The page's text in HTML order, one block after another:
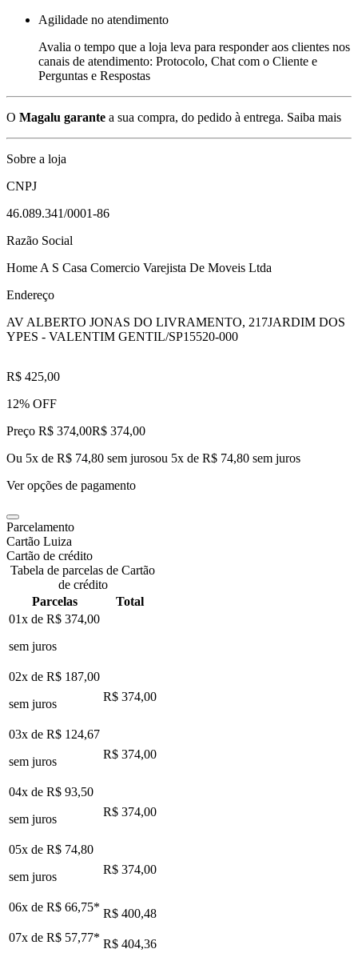
Agilidade no atendimento
Avalia o tempo que a loja leva para responder aos clientes nos
canais de atendimento: Protocolo, Chat com o Cliente e
Perguntas e Respostas
O Magalu garante a sua compra, do pedido à entrega. Saiba mais
Sobre a loja
CNPJ
46.089.341/0001-86
Razão Social
Home A S Casa Comercio Varejista De Moveis Ltda
Endereço
AV ALBERTO JONAS DO LIVRAMENTO, 217JARDIM DOS
YPES - VALENTIM GENTIL/SP15520-000
R$ 425,00
12% OFF
Preço R$ 374,00R$ 374,00
Ou 5x de R$ 74,80 sem jurosou 5x de R$ 74,80 sem juros
Ver opções de pagamento
Parcelamento
Cartão Luiza
Cartão de crédito
Tabela de parcelas de Cartão
de crédito
Parcelas
Total
01x de R$ 374,00
sem juros
02x de R$ 187,00
sem juros
R$ 374,00
03x de R$ 124,67
sem juros
R$ 374,00
04x de R$ 93,50
sem juros
R$ 374,00
05x de R$ 74,80
sem juros
R$ 374,00
06x de R$ 66,75* R$ 400,48
07x de R$ 57,77* R$ 404,36